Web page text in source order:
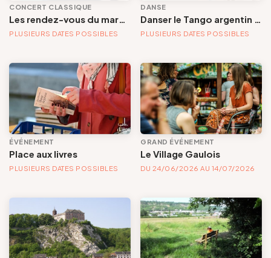
CONCERT CLASSIQUE
Les rendez-vous du marché « Musique à la Batte »
PLUSIEURS DATES POSSIBLES
DANSE
Danser le Tango argentin à Liège
PLUSIEURS DATES POSSIBLES
ÉVÉNEMENT
Place aux livres
PLUSIEURS DATES POSSIBLES
GRAND ÉVÉNEMENT
Le Village Gaulois
DU 24/06/2026 AU 14/07/2026